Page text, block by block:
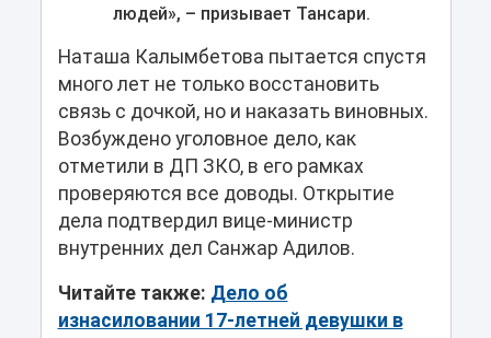
людей», – призывает Тансари.
Наташа Калымбетова пытается спустя
много лет не только восстановить
связь с дочкой, но и наказать виновных.
Возбуждено уголовное дело, как
отметили в ДП ЗКО, в его рамках
проверяются все доводы. Открытие
дела подтвердил вице-министр
внутренних дел Санжар Адилов.
Читайте также: Дело об
изнасиловании 17-летней девушки в